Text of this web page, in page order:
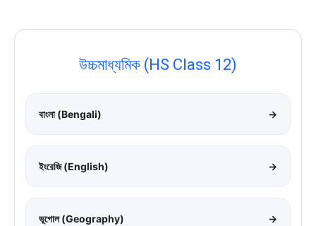
উচ্চমাধ্যমিক (HS Class 12)
বাংলা (Bengali) →
ইংরেজি (English) →
ভূগোল (Geography) →